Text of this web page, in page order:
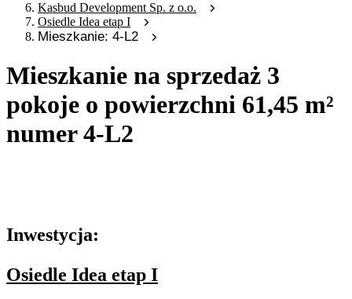
Kasbud Development Sp. z o.o.
Osiedle Idea etap I
Mieszkanie: 4-L2
Mieszkanie na sprzedaż 3
pokoje o powierzchni 61,45 m²
numer 4-L2
Inwestycja:
Osiedle Idea etap I